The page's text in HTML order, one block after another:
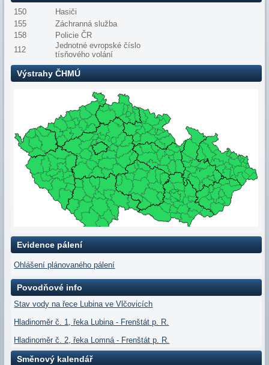
150
Hasiči
155
Záchranná služba
158
Policie ČR
112
Jednotné evropské číslo
tísňového volání
Výstrahy ČHMÚ
Evidence pálení
Ohlášení plánovaného pálení
Povodňové info
Stav vody na řece Lubina ve Vlčovicích
Hladinoměr č. 1, řeka Lubina - Frenštát p. R.
Hladinoměr č. 2, řeka Lomná - Frenštát p. R.
Směnový kalendář